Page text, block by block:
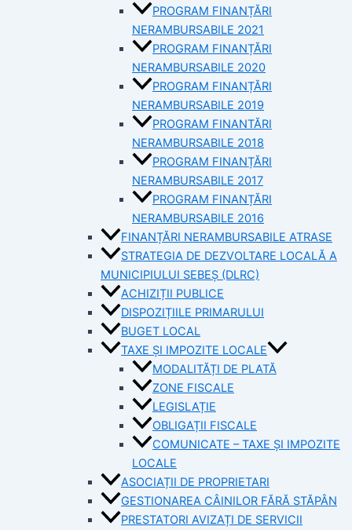
PROGRAM FINANȚĂRI
NERAMBURSABILE 2021
PROGRAM FINANȚĂRI
NERAMBURSABILE 2020
PROGRAM FINANȚĂRI
NERAMBURSABILE 2019
PROGRAM FINANTĂRI
NERAMBURSABILE 2018
PROGRAM FINANȚĂRI
NERAMBURSABILE 2017
PROGRAM FINANȚĂRI
NERAMBURSABILE 2016
FINANȚĂRI NERAMBURSABILE ATRASE
STRATEGIA DE DEZVOLTARE LOCALĂ A
MUNICIPIULUI SEBEȘ (DLRC)
ACHIZIȚII PUBLICE
DISPOZIȚIILE PRIMARULUI
BUGET LOCAL
TAXE ȘI IMPOZITE LOCALE
MODALITĂȚI DE PLATĂ
ZONE FISCALE
LEGISLAȚIE
OBLIGAȚII FISCALE
COMUNICATE – TAXE ȘI IMPOZITE
LOCALE
ASOCIAȚII DE PROPRIETARI
GESTIONAREA CÂINILOR FĂRĂ STĂPÂN
PRESTATORI AVIZAȚI DE SERVICII